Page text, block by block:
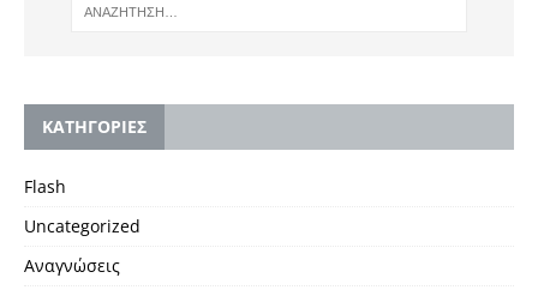
KΑΤΗΓΟΡΙΕΣ
Flash
Uncategorized
Αναγνώσεις